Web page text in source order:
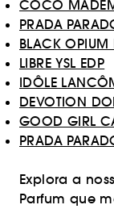
COCO
PRADA
BLACK OPIUM
LIBRE YSL EDP
IDÔLE
DEVOTION
GOOD GIRL
PRADA
Explora a
Parfum que